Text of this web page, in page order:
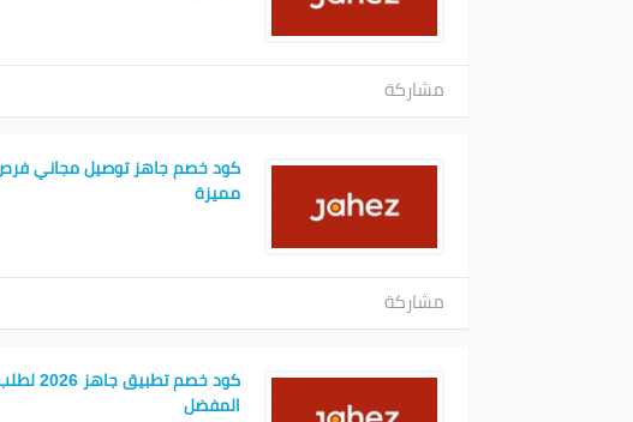
مشاركة
كود خصم جاهز توصيل مجاني
مميزة
مشاركة
كود خصم
المفضل